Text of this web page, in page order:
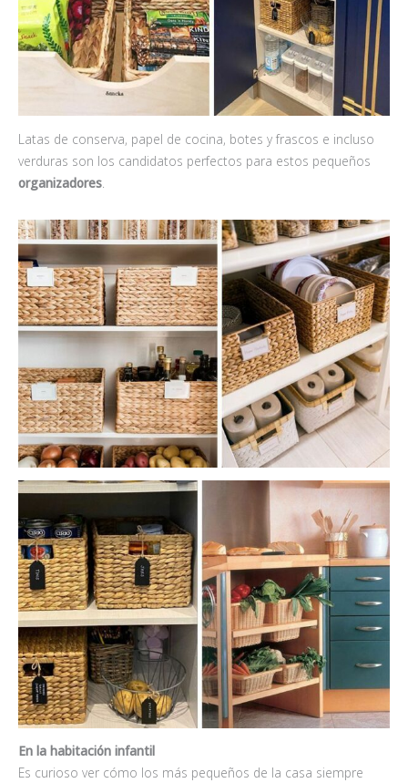
Latas de conserva, papel de cocina, botes y frascos e incluso
verduras son los candidatos perfectos para estos pequeños
organizadores.
En la habitación infantil
Es curioso ver cómo los más pequeños de la casa siempre